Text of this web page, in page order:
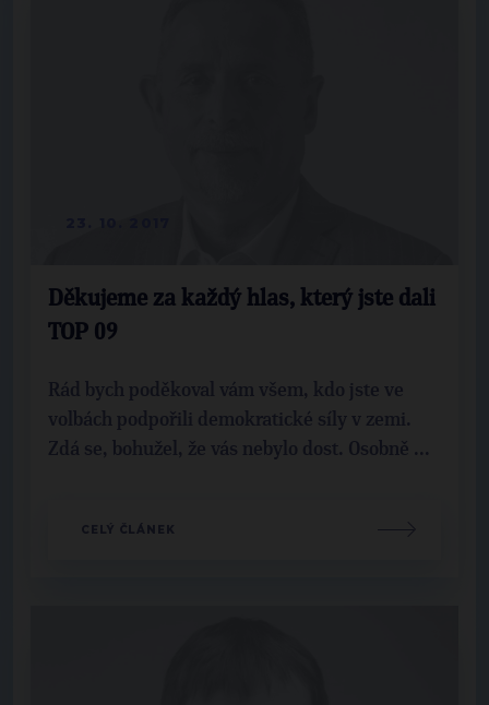
Děkujeme za každý hlas, který jste dali
TOP 09
Rád bych poděkoval vám všem, kdo jste ve
volbách podpořili demokratické síly v zemi.
Zdá se, bohužel, že vás nebylo dost. Osobně ...
CELÝ ČLÁNEK